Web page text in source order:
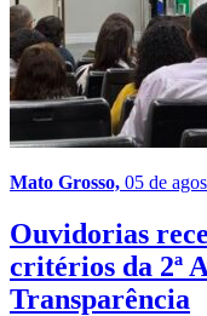
Mato Grosso, 05 de
Ouvidorias
critérios da 2ª
Transparência